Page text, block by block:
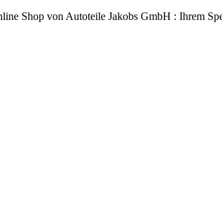
Shop von Autoteile Jakobs GmbH : Ihrem